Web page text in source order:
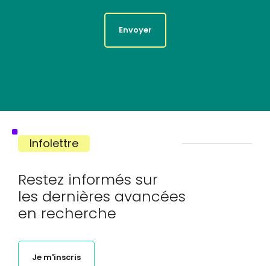
Envoyer
Infolettre
Restez informés sur
les dernières avancées
en recherche
Je m'inscris